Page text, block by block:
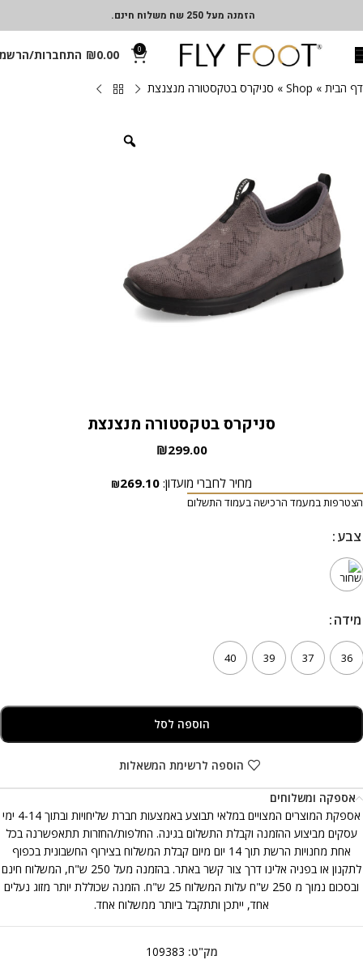
הזמנה מעל 250 שח משלוח חינם.
0
₪0.00 התחברות/
דף הבית »
Shop
» סניקרס בטקסטורה מנצנצת
סניקרס בטקסטורה מנצנצת
₪299.00
מחיר לחברי מועדון: ₪269.10
הצטרפות במעמד הרכישה בעמוד התשלום
צבע
צבע
מידה
מידה
36
37
39
40
הוספה לסל
הוספה לרשימת המשאלות
אספקה ומשלוחים
אספקת המוצרים המצויים במלאי תבוצע באמצעות חברת שליחויות ובתוך 4-14 ימי
עסקים מביצוע ההזמנה וקבלת התשלום בגינה. החלפות/החזרות תתאפשרנה בכל
אחת מחנויות הרשת תוך 14 יום מיום קבלת המשלוח בצירוף החשבונית בכפוף
לתקנון או בפניה אלינו דרך צור קשר באתר. בהזמנה מעל 250 ש"ח, המשלוח חינם
ובסכום נמוך מ 250 ש"ח עלות המשלוח 25 ש"ח. הזמנה שכוללת יותר מזוג נעלים
אחד, ייתכן ותתקבל ביותר ממשלוח אחד.
מק"ט: 109383